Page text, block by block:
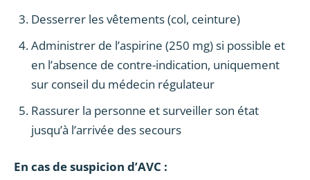
Desserrer les vêtements (col, ceinture)
Administrer de l’aspirine (250 mg) si possible et
en l’absence de contre-indication, uniquement
sur conseil du médecin régulateur
Rassurer la personne et surveiller son état
jusqu’à l’arrivée des secours
En cas de suspicion d’AVC :